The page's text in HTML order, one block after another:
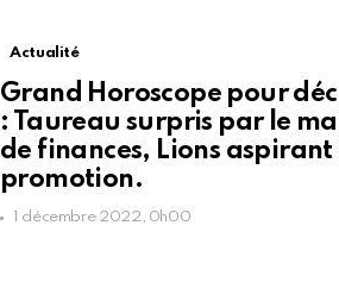
Actualité
Grand Horoscope pour
: Taureau surpris par le
de finances, Lions aspirant
promotion.
1 décembre 2022, 0h00